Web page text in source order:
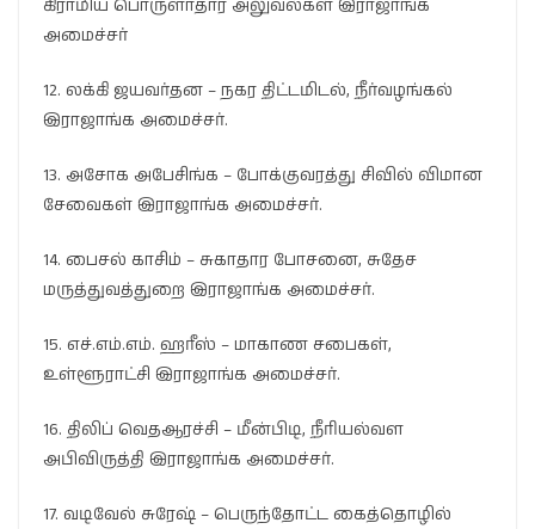
கிராமிய பொருளாதார அலுவல்கள் இராஜாங்க
அமைச்சர்
12. லக்கி ஜயவர்தன – நகர திட்டமிடல், நீர்வழங்கல்
இராஜாங்க அமைச்சர்.
13. அசோக அபேசிங்க – போக்குவரத்து சிவில் விமான
சேவைகள் இராஜாங்க அமைச்சர்.
14. பைசல் காசிம் – சுகாதார போசனை, சுதேச
மருத்துவத்துறை இராஜாங்க அமைச்சர்.
15. எச்.எம்.எம். ஹரீஸ் – மாகாண சபைகள்,
உள்ளூராட்சி இராஜாங்க அமைச்சர்.
16. திலிப் வெதஆரச்சி – மீன்பிடி, நீரியல்வள
அபிவிருத்தி இராஜாங்க அமைச்சர்.
17. வடிவேல் சுரேஷ் – பெருந்தோட்ட கைத்தொழில்